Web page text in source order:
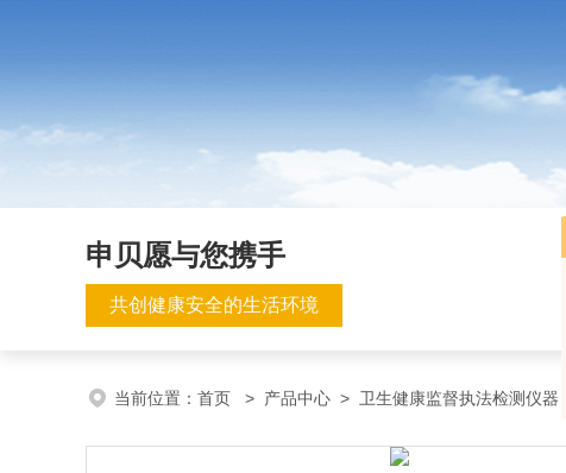
申贝愿与您携手
共创健康安全的生活环境
当前位置： 首页 > 产品中心 > 卫生健康监督执法检测仪器